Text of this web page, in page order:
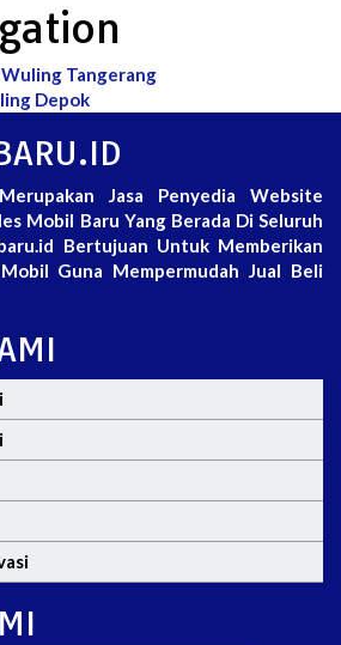
Tangerang
Depok
Jasa Penyedia Website
Mobil Baru Yang Berada Di Seluruh
Bertujuan Untuk Memberikan
Guna Mempermudah Jual Beli